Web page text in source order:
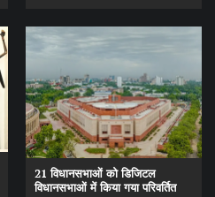
21 विधानसभाओं को डिजिटल
विधानसभाओं में किया गया परिवर्तित